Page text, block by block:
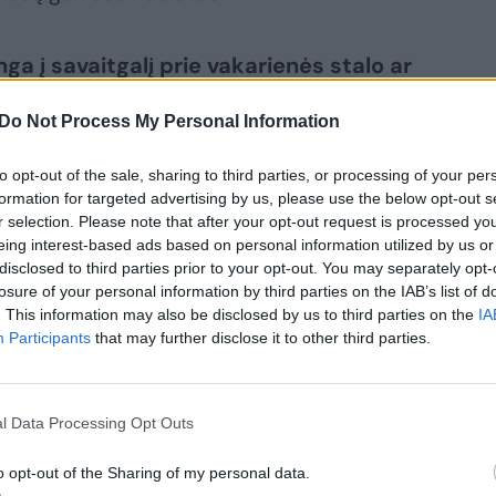
Do Not Process My Personal Information
opt-out of the sale, sharing to third parties, or processing of your
for targeted advertising by us, please use the below opt-out
selection. Please note that after your opt-out request is processed
interest-based ads based on personal information utilized by us
to third parties prior to your opt-out. You may separately
of your personal information by third parties on the IAB’s list of
This information may also be disclosed by us to third parties on the
Participants that may further disclose it to other third parties.
Data Processing Opt Outs
opt-out of the Sharing of my personal data.
į savaitgalį prie vakarienės stalo ar
sietina su ketvirtadienio vakaru, kai iš
laidos ir galima nieko neveikti. Iki
daug renginių, smagu rinktis ir
ar draugų pasikviesti, ar
trumpesnis, lieka daugiau laiko